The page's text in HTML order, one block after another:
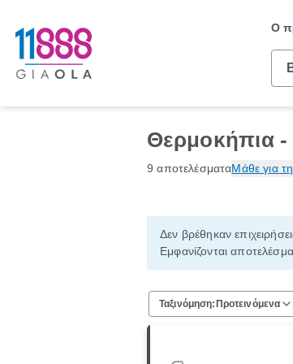
Ο
Θερμοκήπια
9 αποτελέσματαΜάθε για
Δεν βρέθηκαν
Εμφανίζονται
Ταξινόμηση: Προτεινόμενα